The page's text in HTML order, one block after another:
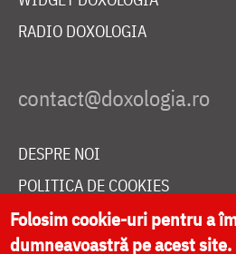
RADIO DOXOLOGIA
DESPRE NOI
POLITICA DE COOKIES
DONEAZĂ ONLINE PENTRU
Folosim cookie-uri pentru a
dumneavoastră pe acest site.